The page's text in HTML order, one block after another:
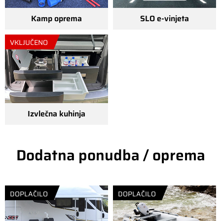
Kamp oprema SLO e-vinjeta
VKLJUČENO
Izvlečna kuhinja
Dodatna ponudba / oprema
DOPLAČILO DOPLAČILO